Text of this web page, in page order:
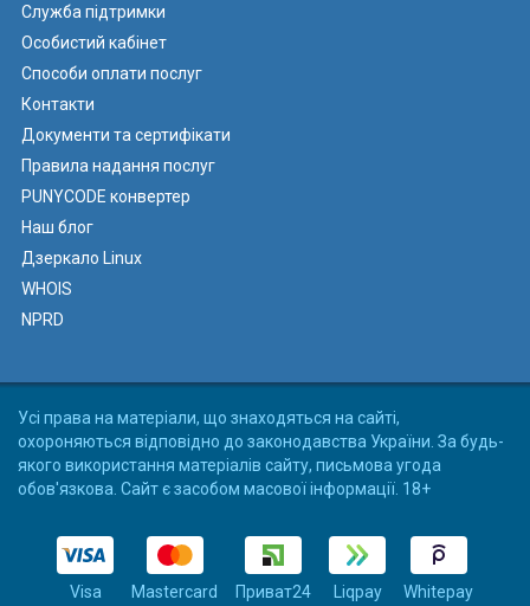
Служба підтримки
Особистий кабінет
Способи оплати послуг
Контакти
Документи та сертифікати
Правила надання послуг
PUNYCODE конвертер
Наш блог
Дзеркало Linux
WHOIS
NPRD
Усі права на матеріали, що знаходяться на сайті,
охороняються відповідно до законодавства України. За будь-
якого використання матеріалів сайту, письмова угода
обов'язкова. Сайт є засобом масової інформації. 18+
Visa Mastercard Приват24 Liqpay Whitepay